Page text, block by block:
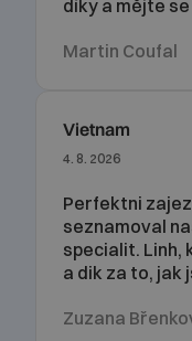
díky a mějte
Martin Coufal
Vietnam
4. 8. 2026
Perfektni
seznamoval
specialit. Linh,
a dik za to, jak
Zuzana